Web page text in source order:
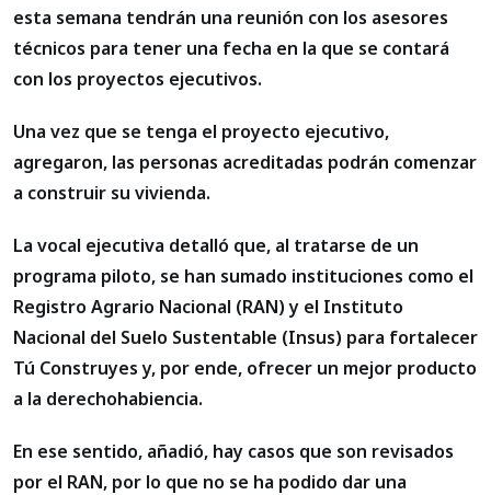
esta semana tendrán una reunión con los asesores
técnicos para tener una fecha en la que se contará
con los proyectos ejecutivos.
Una vez que se tenga el proyecto ejecutivo,
agregaron, las personas acreditadas podrán comenzar
a construir su vivienda.
La vocal ejecutiva detalló que, al tratarse de un
programa piloto, se han sumado instituciones como el
Registro Agrario Nacional (RAN) y el Instituto
Nacional del Suelo Sustentable (Insus) para fortalecer
Tú Construyes y, por ende, ofrecer un mejor producto
a la derechohabiencia.
En ese sentido, añadió, hay casos que son revisados
por el RAN, por lo que no se ha podido dar una